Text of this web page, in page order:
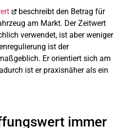
beschreibt den Betrag für
am Markt. Der Zeitwert
verwendet, ist aber weniger
ist der
Er orientiert sich am
ist er praxisnäher als ein
immer